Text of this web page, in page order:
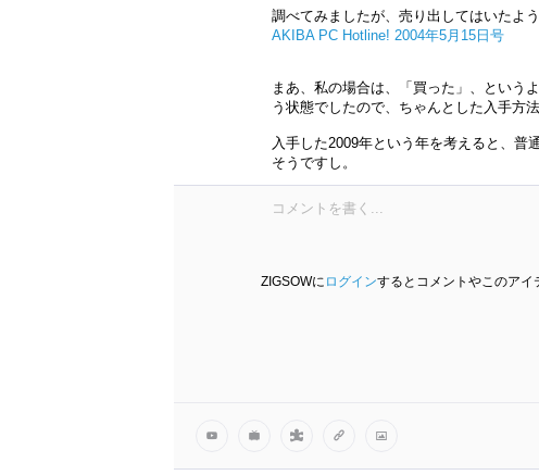
調べてみましたが、売り出してはいたよう
AKIBA PC Hotline! 2004年5月15日号
まあ、私の場合は、「買った」、という
う状態でしたので、ちゃんとした入手方
入手した2009年という年を考えると、普
そうですし。
ZIGSOWに ログインするとコメントやこのアイ